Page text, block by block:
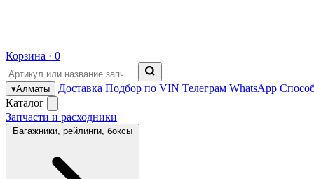
Корзина · 0
▾Алматы Доставка Подбор по VIN Телеграм WhatsApp
Каталог
Запчасти и расходники
Багажники, рейлинги, боксы